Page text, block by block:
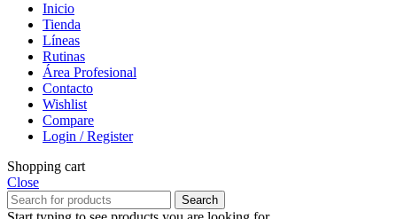
Inicio
Tienda
Líneas
Rutinas
Área Profesional
Contacto
Wishlist
Compare
Login / Register
Shopping cart
Close
Search